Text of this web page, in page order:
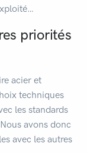
priorités
acier et
techniques
les standards
avons donc
avec les autres